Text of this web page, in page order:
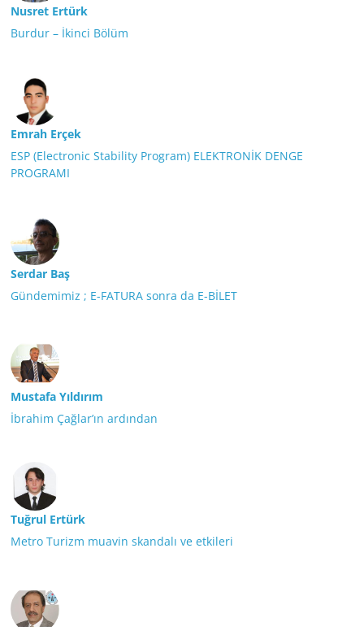
Nusret Ertürk
Burdur – İkinci Bölüm
Emrah Erçek
ESP (Electronic Stability Program) ELEKTRONİK DENGE
PROGRAMI
Serdar Baş
Gündemimiz ; E-FATURA sonra da E-BİLET
Mustafa Yıldırım
İbrahim Çağlar’ın ardından
Tuğrul Ertürk
Metro Turizm muavin skandalı ve etkileri